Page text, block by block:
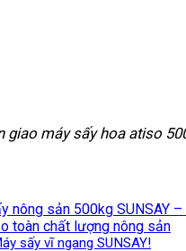
giao máy sấy hoa atiso
nông sản 500kg SUNSAY
toàn chất lượng nông sản
sấy vĩ ngang SUNSAY!